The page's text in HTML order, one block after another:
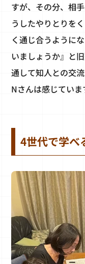
すが、その分、相
うしたやりとりを
く通じ合うように
いましょうか』と
通して知人との交
Nさんは感じていま
4世代で学べ